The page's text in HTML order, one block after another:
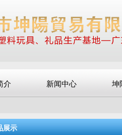
介 新闻中心 坤
展示